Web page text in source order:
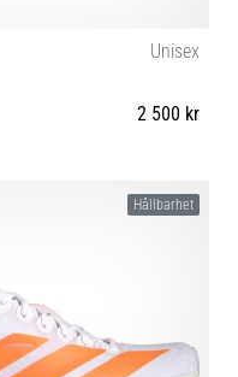
Unisex
2 500 kr
41½ 42 42½ 43½ 44 44½
Hållbarhet